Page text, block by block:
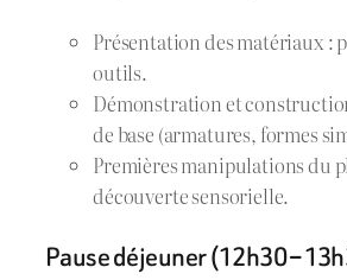
Présentation des matériaux :
outils.
Démonstration et
de base (armatures, formes
Premières manipulations du
découverte sensorielle.
Pause déjeuner (12h30 –